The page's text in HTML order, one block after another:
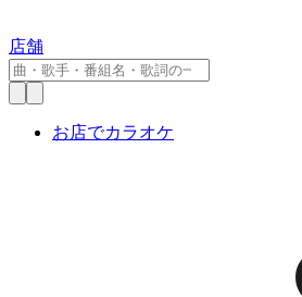
店舗
お店でカラオケ